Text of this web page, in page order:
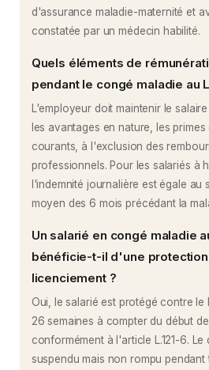
d'assurance maladie-maternité et
constatée par un médecin habilité.
Quels éléments de
pendant le congé maladie au
L'employeur doit maintenir le
les avantages en nature, les primes
courants, à l'exclusion des
professionnels. Pour les salariés à
l'indemnité journalière est égale au
moyen des 6 mois précédant la
Un salarié en congé maladie
bénéficie-t-il d'une
licenciement ?
Oui, le salarié est protégé contre le
26 semaines à compter du début
conformément à l'article L.121-6.
suspendu mais non rompu pendant